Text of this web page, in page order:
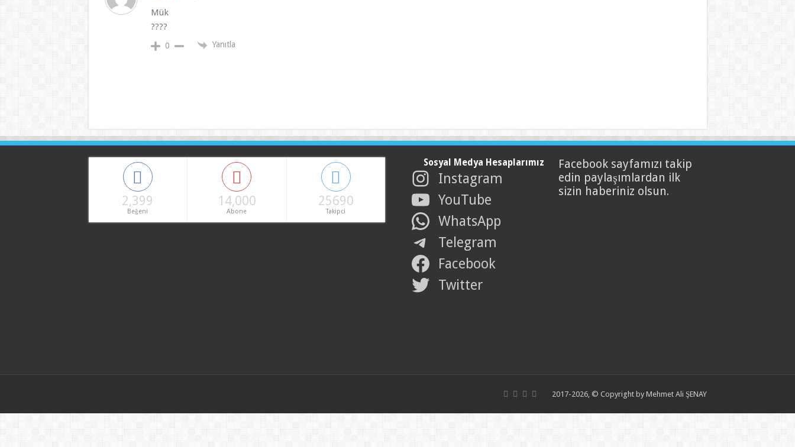
Mük
????
0 Yanıtla
2,399
Beğeni
14,000
Abone
25690
Takipci
Sosyal Medya Hesaplarımız
Instagram
YouTube
WhatsApp
Telegram
Facebook
Twitter
Facebook sayfamızı takip
edin paylaşımlardan ilk
sizin haberiniz olsun.
2017-2026, © Copyright by Mehmet Ali ŞENAY